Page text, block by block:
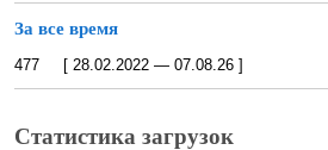
За все время
477 [ 28.02.2022 — 07.08.26 ]
Статистика загрузок